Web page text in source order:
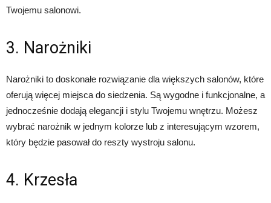
Twojemu salonowi.
3. Narożniki
Narożniki to doskonałe rozwiązanie dla większych salonów, które
oferują więcej miejsca do siedzenia. Są wygodne i funkcjonalne, a
jednocześnie dodają elegancji i stylu Twojemu wnętrzu. Możesz
wybrać narożnik w jednym kolorze lub z interesującym wzorem,
który będzie pasował do reszty wystroju salonu.
4. Krzesła